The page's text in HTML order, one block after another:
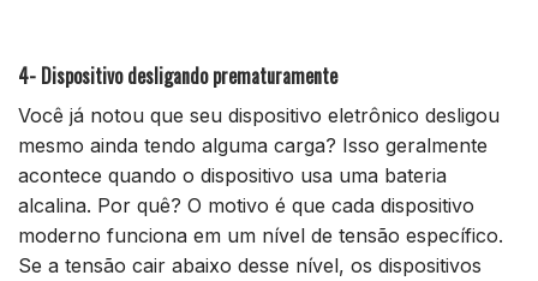
4- Dispositivo desligando prematuramente
Você já notou que seu dispositivo eletrônico desligou
mesmo ainda tendo alguma carga? Isso geralmente
acontece quando o dispositivo usa uma bateria
alcalina. Por quê? O motivo é que cada dispositivo
moderno funciona em um nível de tensão específico.
Se a tensão cair abaixo desse nível, os dispositivos